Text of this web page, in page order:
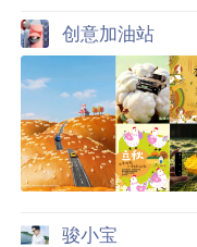
创意加油站
骏小宝